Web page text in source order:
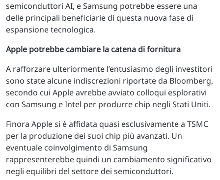
semiconduttori AI, e Samsung potrebbe essere una
delle principali beneficiarie di questa nuova fase di
espansione tecnologica.
Apple potrebbe cambiare la catena di fornitura
A rafforzare ulteriormente l’entusiasmo degli investitori
sono state alcune indiscrezioni riportate da Bloomberg,
secondo cui Apple avrebbe avviato colloqui esplorativi
con Samsung e Intel per produrre chip negli Stati Uniti.
Finora Apple si è affidata quasi esclusivamente a TSMC
per la produzione dei suoi chip più avanzati. Un
eventuale coinvolgimento di Samsung
rappresenterebbe quindi un cambiamento significativo
negli equilibri del settore dei semiconduttori.